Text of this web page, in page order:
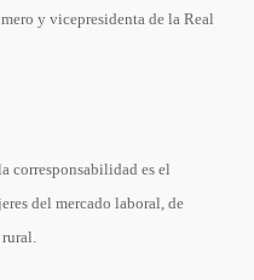
y vicepresidenta de la Real
corresponsabilidad es el
del mercado laboral, de